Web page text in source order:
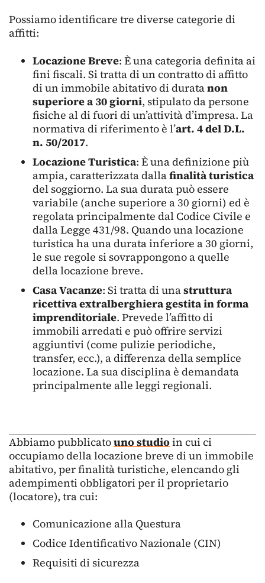
Possiamo identificare tre diverse categorie di
affitti:
Locazione Breve: È una categoria definita ai
fini fiscali. Si tratta di un contratto di affitto
di un immobile abitativo di duratanon
superiore a 30 giorni, stipulato da persone
fisiche al di fuori di un’attività d’impresa. La
normativa di riferimento è l’art. 4 del D.L.
n. 50/2017.
Locazione Turistica: È una definizione più
ampia, caratterizzata dallafinalità turistica
del soggiorno. La sua durata può essere
variabile (anche superiore a 30 giorni) ed è
regolata principalmente dal Codice Civile e
dalla Legge 431/98. Quando una locazione
turistica ha una durata inferiore a 30 giorni,
le sue regole si sovrappongono a quelle
della locazione breve.
Casa Vacanze: Si tratta di unastruttura
ricettiva extralberghiera gestita in forma
imprenditoriale. Prevede l’affitto di
immobili arredati e può offrire servizi
aggiuntivi (come pulizie periodiche,
transfer, ecc.), a differenza della semplice
locazione. La sua disciplina è demandata
principalmente alle leggi regionali.
Abbiamo pubblicatouno studioin cui ci
occupiamo della locazione breve di un immobile
abitativo, per finalità turistiche, elencando gli
adempimenti obbligatori per il proprietario
(locatore), tra cui:
Comunicazione alla Questura
Codice Identificativo Nazionale (CIN)
Requisiti di sicurezza